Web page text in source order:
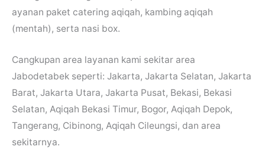
ayanan paket catering aqiqah, kambing aqiqah
(mentah), serta nasi box.
Cangkupan area layanan kami sekitar area
Jabodetabek seperti: Jakarta, Jakarta Selatan, Jakarta
Barat, Jakarta Utara, Jakarta Pusat, Bekasi, Bekasi
Selatan, Aqiqah Bekasi Timur, Bogor, Aqiqah Depok,
Tangerang, Cibinong, Aqiqah Cileungsi, dan area
sekitarnya.